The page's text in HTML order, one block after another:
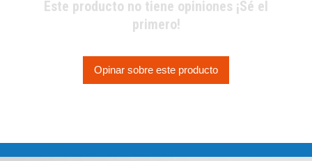
Este producto no tiene opiniones ¡Sé el
primero!
Opinar sobre este producto